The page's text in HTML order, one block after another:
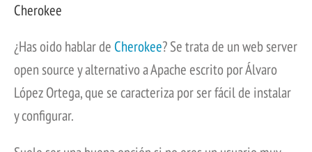
Cherokee
¿Has oido hablar de Cherokee? Se trata de un web server
open source y alternativo a Apache escrito por Álvaro
López Ortega, que se caracteriza por ser fácil de instalar
y configurar.